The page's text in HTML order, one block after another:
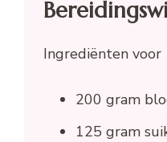
Ingrediënten
200 gram
125 gram